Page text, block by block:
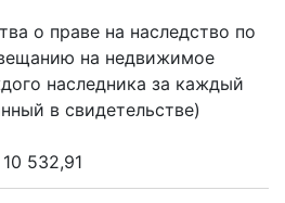
о праве на наследство по
на недвижимое
наследника за каждый
в свидетельстве)
10 532,91